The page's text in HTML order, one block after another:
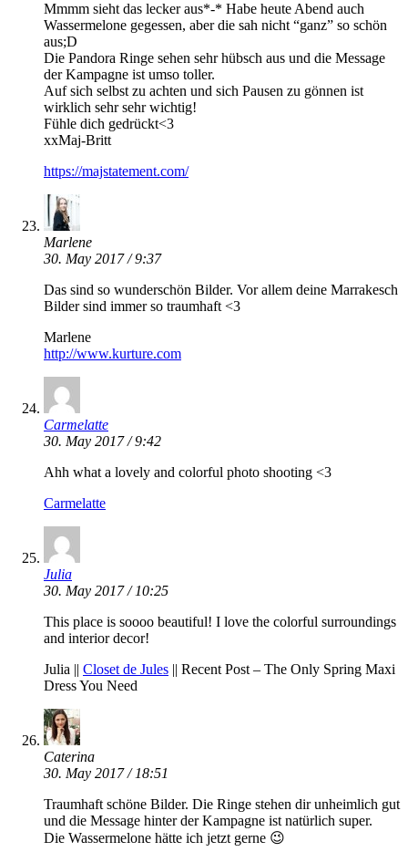
Mmmm sieht das lecker aus*-* Habe heute Abend auch
Wassermelone gegessen, aber die sah nicht “ganz” so schön
aus;D
Die Pandora Ringe sehen sehr hübsch aus und die Message
der Kampagne ist umso toller.
Auf sich selbst zu achten und sich Pausen zu gönnen ist
wirklich sehr sehr wichtig!
Fühle dich gedrückt<3
xxMaj-Britt
https://majstatement.com/
Marlene
30. May 2017 / 9:37
Das sind so wunderschön Bilder. Vor allem deine Marrakesch
Bilder sind immer so traumhaft <3
Marlene
http://www.kurture.com
Carmelatte
30. May 2017 / 9:42
Ahh what a lovely and colorful photo shooting <3
Carmelatte
Julia
30. May 2017 / 10:25
This place is soooo beautiful! I love the colorful surroundings
and interior decor!
Julia || Closet de Jules || Recent Post – The Only Spring Maxi
Dress You Need
Caterina
30. May 2017 / 18:51
Traumhaft schöne Bilder. Die Ringe stehen dir unheimlich gut
und die Message hinter der Kampagne ist natürlich super.
Die Wassermelone hätte ich jetzt gerne 😉